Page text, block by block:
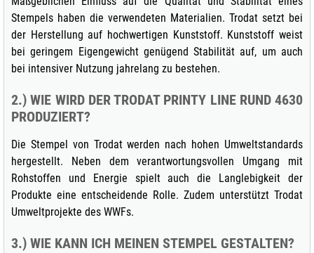
Stempels haben die verwendeten Materialien. Trodat setzt bei
der Herstellung auf hochwertigen Kunststoff. Kunststoff weist
bei geringem Eigengewicht genügend Stabilität auf, um auch
bei intensiver Nutzung jahrelang zu bestehen.
2.) WIE WIRD DER TRODAT PRINTY LINE RUND 4630
PRODUZIERT?
Die Stempel von Trodat werden nach hohen Umweltstandards
hergestellt. Neben dem verantwortungsvollen Umgang mit
Rohstoffen und Energie spielt auch die Langlebigkeit der
Produkte eine entscheidende Rolle. Zudem unterstützt Trodat
Umweltprojekte des WWFs.
3.) WIE KANN ICH MEINEN STEMPEL GESTALTEN?